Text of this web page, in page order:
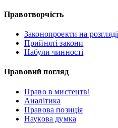
Правотворчість
Законопроекти на розгляді
Прийняті закони
Набули чинності
Правовий погляд
Право в мистецтві
Аналітика
Правова позиція
Наукова думка